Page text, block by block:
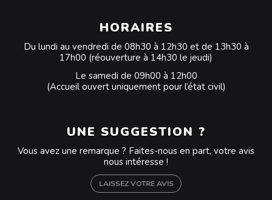
HORAIRES
Du lundi au vendredi de 08h30 à 12h30 et de 13h30 à
17h00 (réouverture à 14h30 le jeudi)
Le samedi de 09h00 à 12h00
(Accueil ouvert uniquement pour l’état civil)
UNE SUGGESTION ?
Vous avez une remarque ? Faites-nous en part, votre avis
nous intéresse !
LAISSEZ VOTRE AVIS